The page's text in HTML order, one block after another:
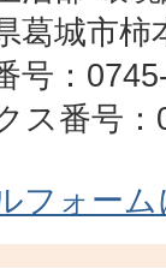
葛城市柿
号：
ス番号
フォー